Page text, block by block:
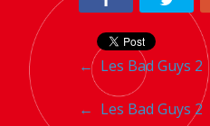
Navigation
entre
←Les Bad Guys 2
Navigation
← Les Bad Guys 2